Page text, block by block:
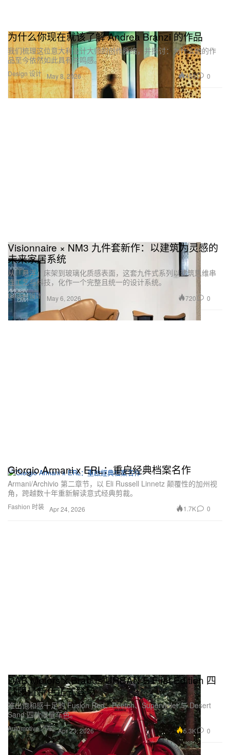
Design 设计
为什么你现在就该了解 Andrea Branzi 的作品
我们梳理这位意大利设计大师的创作脉络，并探讨：为什么他的作
品至今依然如此具有共鸣感。
May 8, 2026 455 0
Design 设计
Visionnaire × NM3 九件套新作：以建筑为灵感的
未来家居系统
从「悬浮」床架到玻璃化质感表面，这套九件式系列以建筑思维串
连工艺与科技，化作一个完整且统一的设计系统。
May 6, 2026 720 0
Fashion 时装
Giorgio Armani x ERL：重启经典档案名作
Armani/Archivio 第二章节，以 Eli Russell Linnetz 颠覆性的加州视
角，跨越数十年重新解读意式经典剪裁。
Apr 24, 2026 1.7K 0
Automotive 汽车
DAB Motors x Brabus URBAN E First Edition 四
款限量新色正式登场
推出饱和感十足的 Fusion Red、Peetch、Superviolet 与 Desert
Sand 四款限量车色。
Apr 23, 2026 5.3K 0